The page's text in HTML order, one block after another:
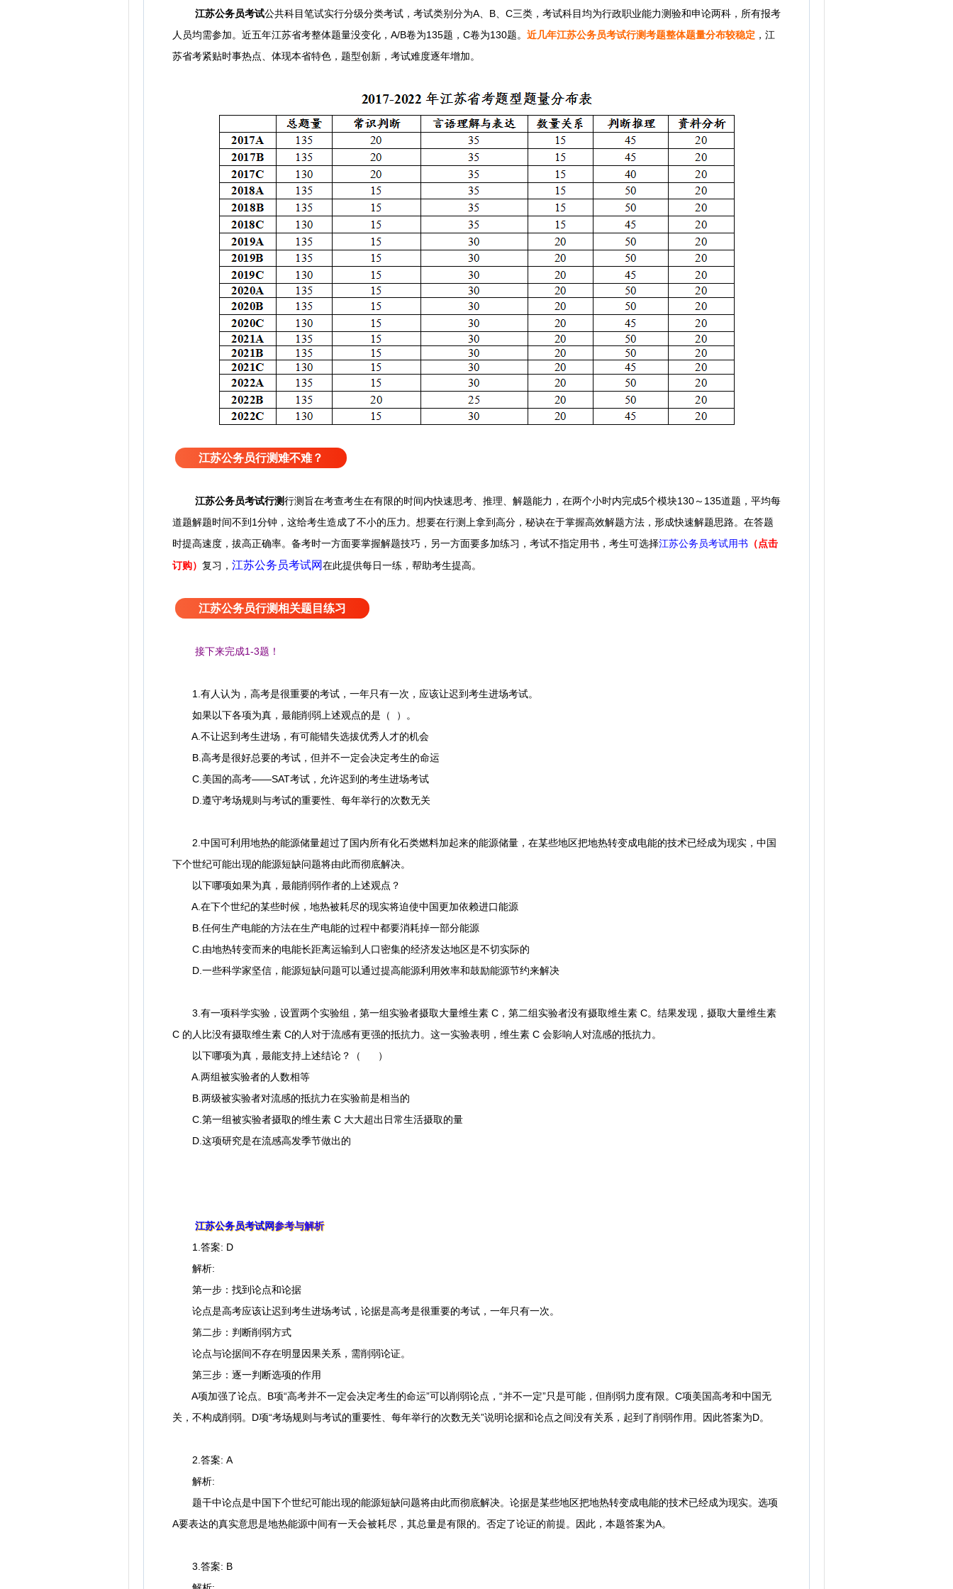
江苏公务员考试公共科目笔试实行分级分类考试，考试类别分为A、B、C三类，考试科目均为行政职业能力测验和申论两科，所有报考
人员均需参加。近五年江苏省考整体题量没变化，A/B卷为135题，C卷为130题。 近几年江苏公务员考试行测考题整体题量分布较稳定 ，江
苏省考紧贴时事热点、体现本省特色，题型创新，考试难度逐年增加。
江苏公务员行测难不难？
江苏公务员考试行测行测旨在考查考生在有限的时间内快速思考、推理、解题能力，在两个小时内完成5个模块130～135道题，平均每
道题解题时间不到1分钟，这给考生造成了不小的压力。想要在行测上拿到高分，秘诀在于掌握高效解题方法，形成快速解题思路。在答题
时提高速度，拔高正确率。备考时一方面要掌握解题技巧，另一方面要多加练习，考试不指定用书，考生可选择江苏公务员考试用书 （点击
订购） 复习， 江苏公务员考试网 在此提供每日一练，帮助考生提高。
江苏公务员行测相关题目练习
接下来完成1-3题！
1.有人认为，高考是很重要的考试，一年只有一次，应该让迟到考生进场考试。
如果以下各项为真，最能削弱上述观点的是（ ）。
A.不让迟到考生进场，有可能错失选拔优秀人才的机会
B.高考是很好总要的考试，但并不一定会决定考生的命运
C.美国的高考——SAT考试，允许迟到的考生进场考试
D.遵守考场规则与考试的重要性、每年举行的次数无关
2.中国可利用地热的能源储量超过了国内所有化石类燃料加起来的能源储量，在某些地区把地热转变成电能的技术已经成为现实，中国
下个世纪可能出现的能源短缺问题将由此而彻底解决。
以下哪项如果为真，最能削弱作者的上述观点？
A.在下个世纪的某些时候，地热被耗尽的现实将迫使中国更加依赖进口能源
B.任何生产电能的方法在生产电能的过程中都要消耗掉一部分能源
C.由地热转变而来的电能长距离运输到人口密集的经济发达地区是不切实际的
D.一些科学家坚信，能源短缺问题可以通过提高能源利用效率和鼓励能源节约来解决
3.有一项科学实验，设置两个实验组，第一组实验者摄取大量维生素 C，第二组实验者没有摄取维生素 C。结果发现，摄取大量维生素
C 的人比没有摄取维生素 C的人对于流感有更强的抵抗力。这一实验表明，维生素 C 会影响人对流感的抵抗力。
以下哪项为真，最能支持上述结论？（ ）
A.两组被实验者的人数相等
B.两级被实验者对流感的抵抗力在实验前是相当的
C.第一组被实验者摄取的维生素 C 大大超出日常生活摄取的量
D.这项研究是在流感高发季节做出的
江苏公务员考试网参考与解析
1.答案: D
解析:
第一步：找到论点和论据
论点是高考应该让迟到考生进场考试，论据是高考是很重要的考试，一年只有一次。
第二步：判断削弱方式
论点与论据间不存在明显因果关系，需削弱论证。
第三步：逐一判断选项的作用
A项加强了论点。B项“高考并不一定会决定考生的命运”可以削弱论点，“并不一定”只是可能，但削弱力度有限。C项美国高考和中国无
关，不构成削弱。D项“考场规则与考试的重要性、每年举行的次数无关”说明论据和论点之间没有关系，起到了削弱作用。因此答案为D。
2.答案: A
解析:
题干中论点是中国下个世纪可能出现的能源短缺问题将由此而彻底解决。论据是某些地区把地热转变成电能的技术已经成为现实。选项
A要表达的真实意思是地热能源中间有一天会被耗尽，其总量是有限的。否定了论证的前提。因此，本题答案为A。
3.答案: B